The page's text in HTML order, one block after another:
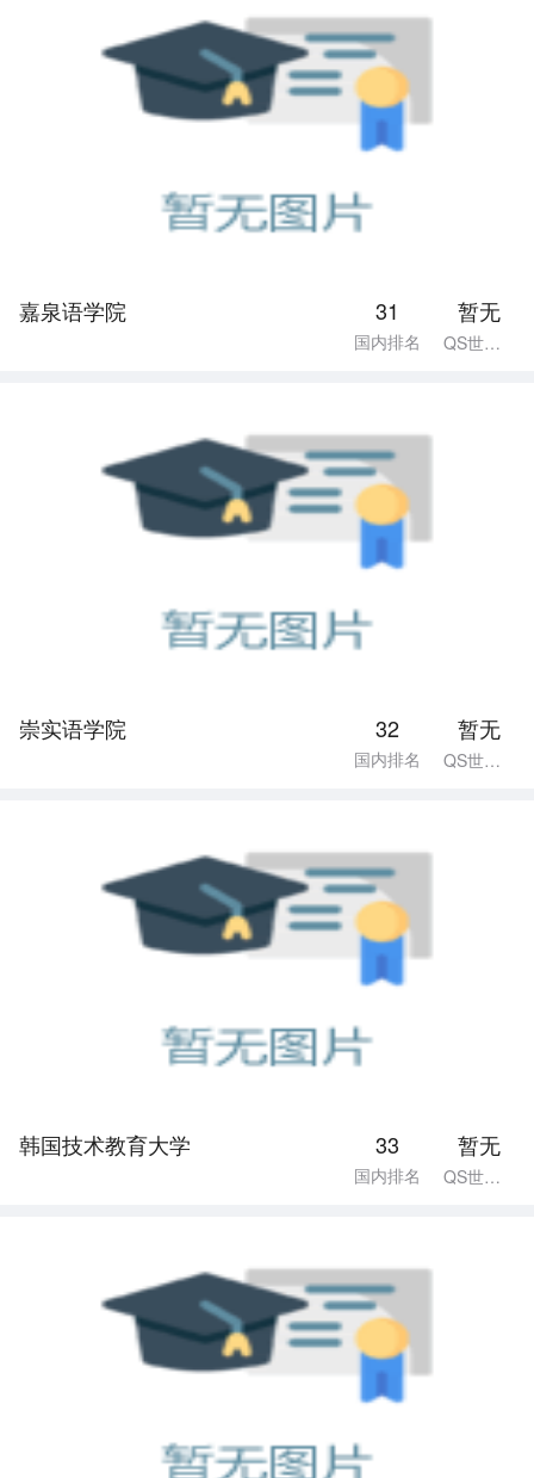
嘉泉语学院 暂无
QS世界排名
31
国内排名
崇实语学院 暂无
QS世界排名
32
国内排名
韩国技术教育大学 暂无
QS世界排名
33
国内排名